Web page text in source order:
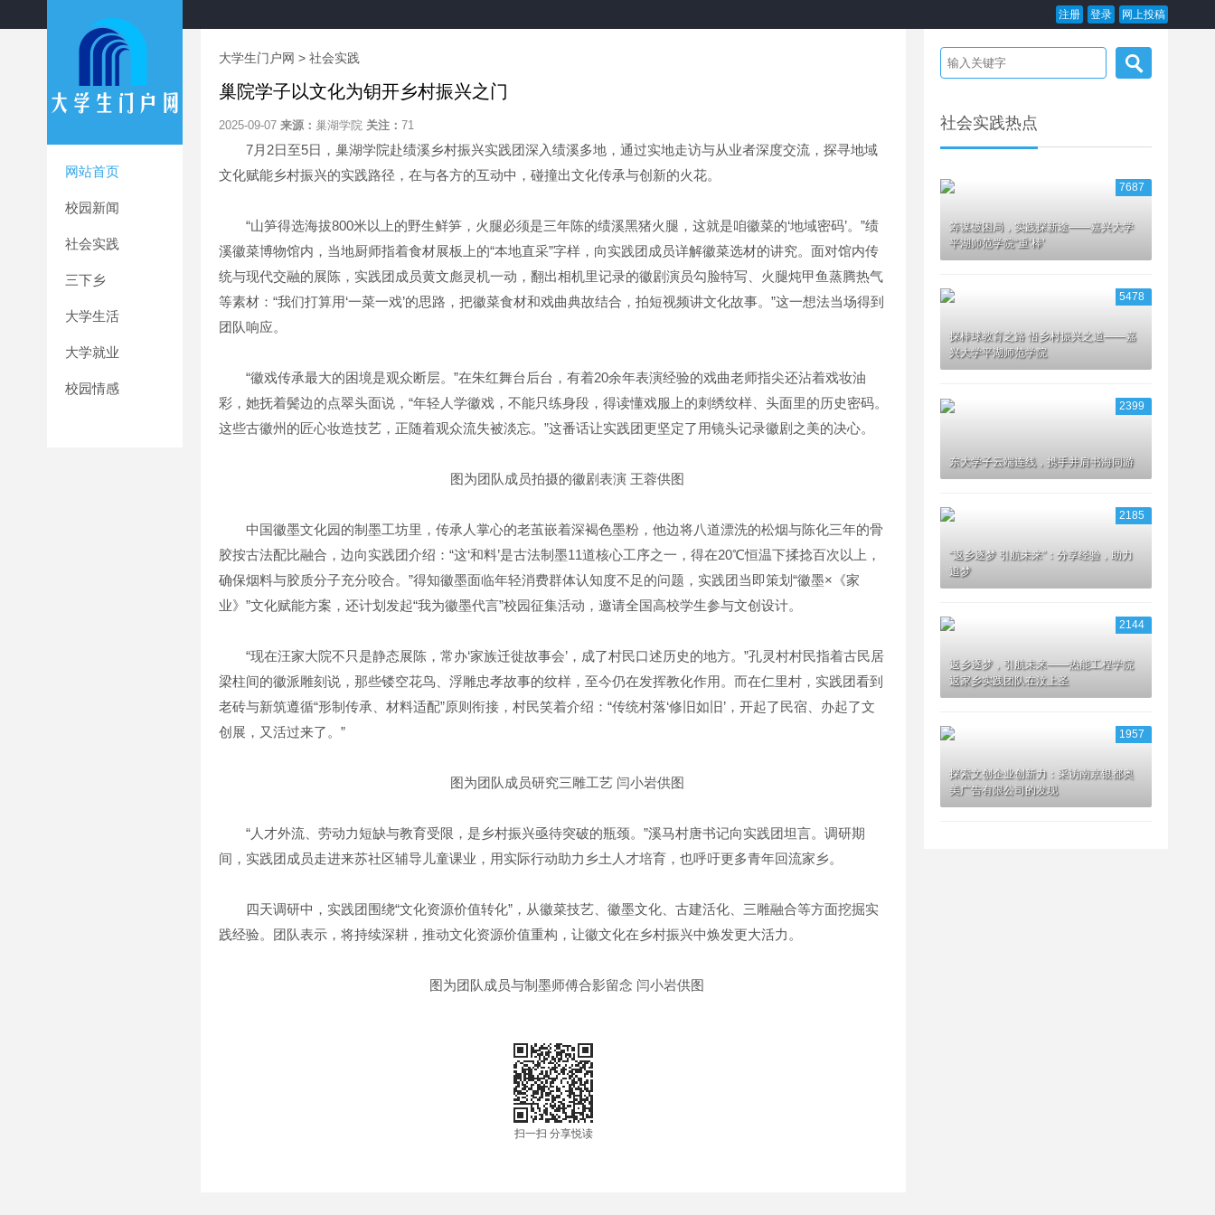
注册 登录 网上投稿
网站首页
校园新闻
社会实践
三下乡
大学生活
大学就业
校园情感
大学生门户网 > 社会实践
巢院学子以文化为钥开乡村振兴之门
2025-09-07 来源： 巢湖学院 关注： 71
7月2日至5日，巢湖学院赴绩溪乡村振兴实践团深入绩溪多地，通过实地走访与从业者深度交流，探寻地域
文化赋能乡村振兴的实践路径，在与各方的互动中，碰撞出文化传承与创新的火花。
“山笋得选海拔800米以上的野生鲜笋，火腿必须是三年陈的绩溪黑猪火腿，这就是咱徽菜的‘地域密码’。”绩
溪徽菜博物馆内，当地厨师指着食材展板上的“本地直采”字样，向实践团成员详解徽菜选材的讲究。面对馆内传
统与现代交融的展陈，实践团成员黄文彪灵机一动，翻出相机里记录的徽剧演员勾脸特写、火腿炖甲鱼蒸腾热气
等素材：“我们打算用‘一菜一戏’的思路，把徽菜食材和戏曲典故结合，拍短视频讲文化故事。”这一想法当场得到
团队响应。
“徽戏传承最大的困境是观众断层。”在朱红舞台后台，有着20余年表演经验的戏曲老师指尖还沾着戏妆油
彩，她抚着鬓边的点翠头面说，“年轻人学徽戏，不能只练身段，得读懂戏服上的刺绣纹样、头面里的历史密码。
这些古徽州的匠心妆造技艺，正随着观众流失被淡忘。”这番话让实践团更坚定了用镜头记录徽剧之美的决心。
图为团队成员拍摄的徽剧表演 王蓉供图
中国徽墨文化园的制墨工坊里，传承人掌心的老茧嵌着深褐色墨粉，他边将八道漂洗的松烟与陈化三年的骨
胶按古法配比融合，边向实践团介绍：“这‘和料’是古法制墨11道核心工序之一，得在20℃恒温下揉捻百次以上，
确保烟料与胶质分子充分咬合。”得知徽墨面临年轻消费群体认知度不足的问题，实践团当即策划“徽墨×《家
业》”文化赋能方案，还计划发起“我为徽墨代言”校园征集活动，邀请全国高校学生参与文创设计。
“现在汪家大院不只是静态展陈，常办‘家族迁徙故事会’，成了村民口述历史的地方。”孔灵村村民指着古民居
梁柱间的徽派雕刻说，那些镂空花鸟、浮雕忠孝故事的纹样，至今仍在发挥教化作用。而在仁里村，实践团看到
老砖与新筑遵循“形制传承、材料适配”原则衔接，村民笑着介绍：“传统村落‘修旧如旧’，开起了民宿、办起了文
创展，又活过来了。”
图为团队成员研究三雕工艺 闫小岩供图
“人才外流、劳动力短缺与教育受限，是乡村振兴亟待突破的瓶颈。”溪马村唐书记向实践团坦言。调研期
间，实践团成员走进来苏社区辅导儿童课业，用实际行动助力乡土人才培育，也呼吁更多青年回流家乡。
四天调研中，实践团围绕“文化资源价值转化”，从徽菜技艺、徽墨文化、古建活化、三雕融合等方面挖掘实
践经验。团队表示，将持续深耕，推动文化资源价值重构，让徽文化在乡村振兴中焕发更大活力。
图为团队成员与制墨师傅合影留念 闫小岩供图
扫一扫 分享悦读
社会实践热点
7687
筹谋破困局，实践探新途——嘉兴大学
平湖师范学院“重‘棒’
5478
探棒球教育之路 悟乡村振兴之道——嘉
兴大学平湖师范学院
2399
东大学子云端连线，携手并肩书海同游
2185
“返乡逐梦 引航未来”：分享经验，助力
追梦
2144
返乡逐梦，引航未来——热能工程学院
返家乡实践团队在汶上圣
1957
探索文创企业创新力：采访南京银都奥
美广告有限公司的发现